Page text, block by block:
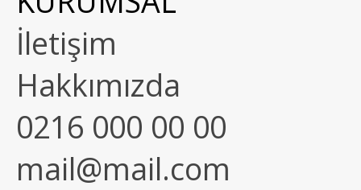
İletişim
Hakkımızda
0216 000 00 00
mail@mail.com